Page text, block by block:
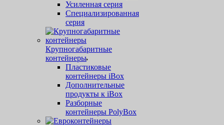
Усиленная серия
Специализированная
серия
Крупногабаритные
контейнеры
Пластиковые
контейнеры iBox
Дополнительные
продукты к iBox
Разборные
контейнеры PolyBox